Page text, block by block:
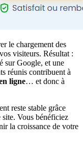
le chargement des
visiteurs. Résultat :
sur Google, et une
réunis contribuent à
ligne… et donc à
reste stable grâce
site. Vous bénéficiez
la croissance de votre